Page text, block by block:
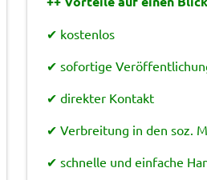
✔ kostenlos
✔ sofortige
✔ direkter Kontakt
✔ Verbreitung in den soz.
✔ schnelle und einfache